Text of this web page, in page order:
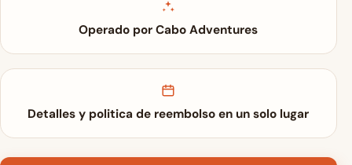
Operado por Cabo Adventures
Detalles y politica de reembolso en un solo lugar